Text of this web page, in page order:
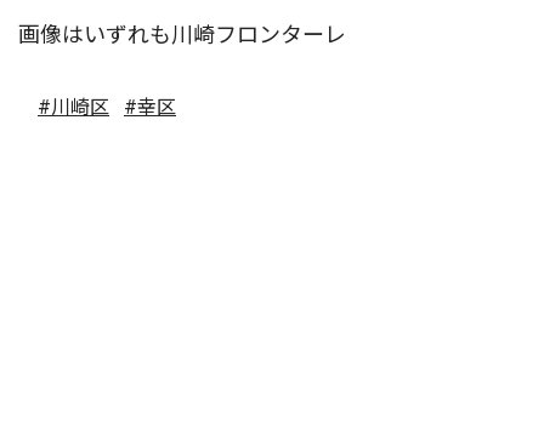
画像はいずれも川崎フロンターレ
#川崎区 #幸区